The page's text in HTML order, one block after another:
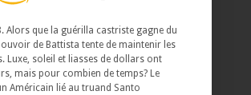
Alors que la guérilla castriste gagne du
de Battista tente de maintenir les
Luxe, soleil et liasses de dollars ont
mais pour combien de temps? Le
Américain lié au truand Santo